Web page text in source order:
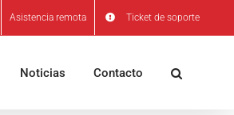
Asistencia remota Ticket de soporte
Noticias Contacto